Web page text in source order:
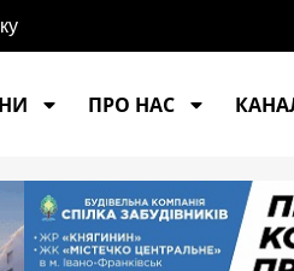
ПРО НАС